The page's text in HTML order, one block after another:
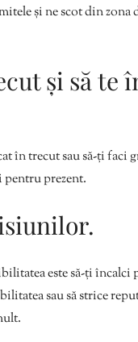
și ne scot din zona
și să
în trecut sau să-ți faci
pentru prezent.
este să-ți încalci
sau să strice